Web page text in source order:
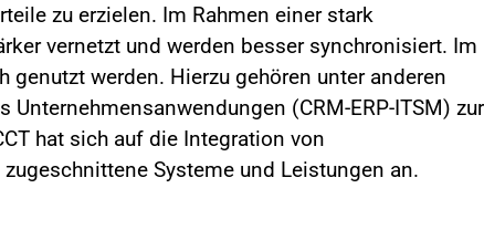
zu erzielen. Im Rahmen einer stark
vernetzt und werden besser synchronisiert. Im
werden. Hierzu gehören unter anderen
(CRM-ERP-ITSM) zur
hat sich auf die Integration von
Systeme und Leistungen an.